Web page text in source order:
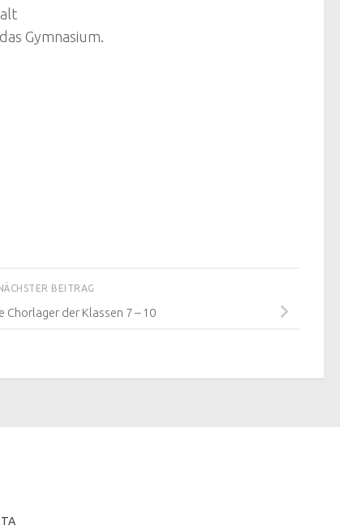
Gymnasium.
BEITRAG
Chorlager der Klassen 7 – 10